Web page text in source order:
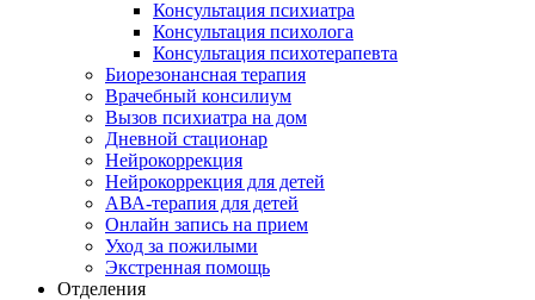
Консультация психиатра
Консультация психолога
Консультация психотерапевта
Биорезонансная терапия
Врачебный консилиум
Вызов психиатра на дом
Дневной стационар
Нейрокоррекция
Нейрокоррекция для детей
АВА-терапия для детей
Онлайн запись на прием
Уход за пожилыми
Экстренная помощь
Отделения